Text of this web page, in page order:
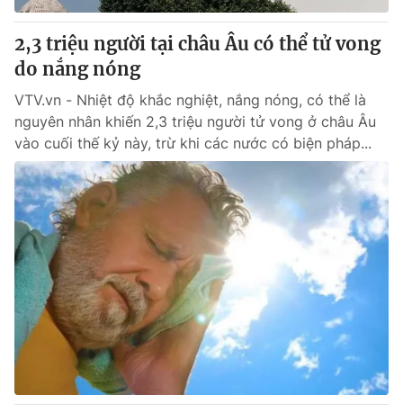
Góc doanh nghiệp
Truyền hình
Phim VTV
Hậu trường
Nhân vật
Giải sao mai
Giải trí
Điện ảnh
Âm nhạc
Sao
Đời sống
Du lịch
Làm đẹp
Chất lượng cuộc sống
Giáo dục
Tuyển sinh
Học trực tuyến
Công nghệ
Hitech Công nghệ tương lai
Sản phẩm
Thị trường
Tư vấn
Giao lưu trực tuyến
Lịch phát sóng
Chuyên mục khác
2,3 triệu người tại châu Âu có thể tử vong
do nắng nóng
VTV.vn - Nhiệt độ khắc nghiệt, nắng nóng, có thể là
nguyên nhân khiến 2,3 triệu người tử vong ở châu Âu
vào cuối thế kỷ này, trừ khi các nước có biện pháp...